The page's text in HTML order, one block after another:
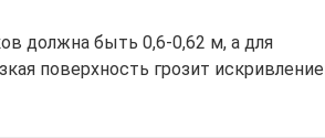
должна быть 0,6-0,62 м, а для
поверхность грозит